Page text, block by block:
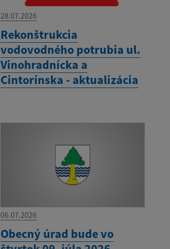
28.07.2026
Rekonštrukcia
vodovodného potrubia ul.
Vinohradnícka a
Cintorínska - aktualizácia
06.07.2026
Obecný úrad bude vo